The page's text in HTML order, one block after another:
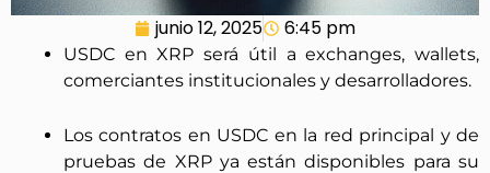
junio 12, 2025 6:45 pm
USDC en XRP será útil a exchanges, wallets,
comerciantes institucionales y desarrolladores.
Los contratos en USDC en la red principal y de
pruebas de XRP ya están disponibles para su